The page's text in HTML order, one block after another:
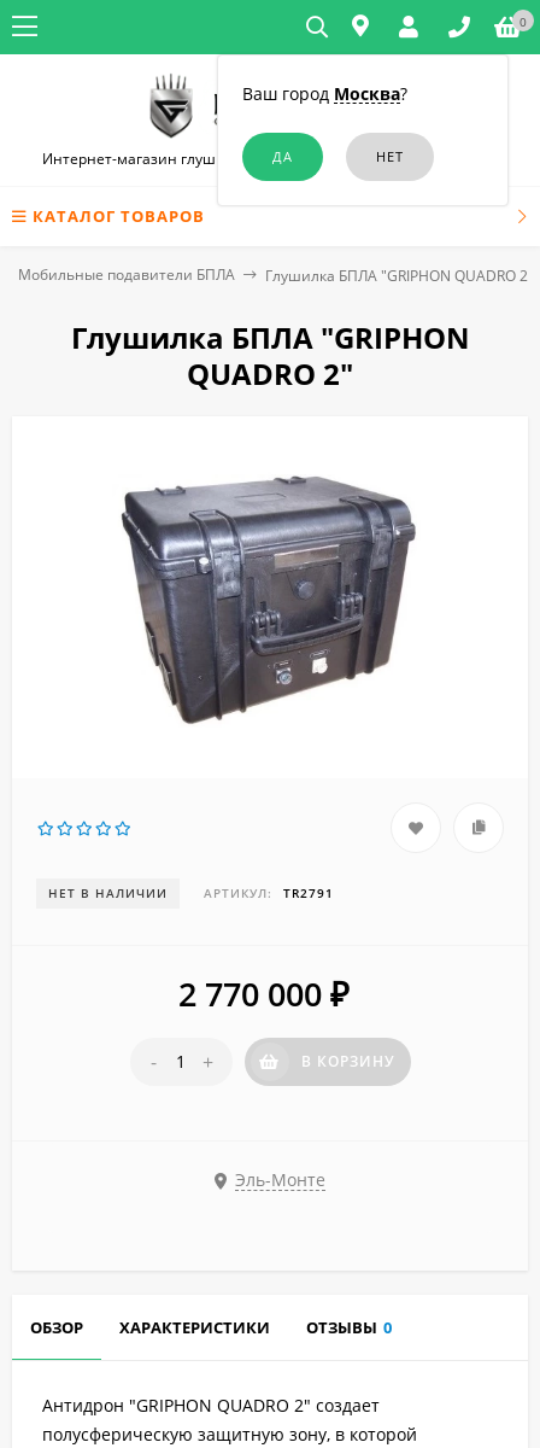
Ваш город Москва?
0
Интернет-магазин глушилок связи и диктофонов в Челябинске
КАТАЛОГ ТОВАРОВ
Мобильные подавители БПЛА Глушилка БПЛА "GRIPHON QUADRO 2"
Глушилка БПЛА "GRIPHON
QUADRO 2"
НЕТ В НАЛИЧИИ АРТИКУЛ: TR2791
2 770 000 ₽
- + В КОРЗИНУ
Эль-Монте
ОБЗОР ХАРАКТЕРИСТИКИ ОТЗЫВЫ 0
Антидрон "GRIPHON QUADRO 2" создает
полусферическую защитную зону, в которой